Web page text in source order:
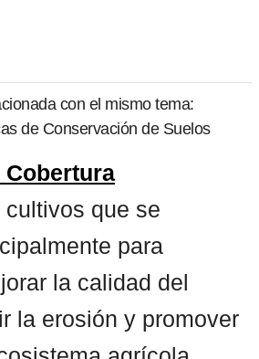
con el mismo tema:
de Conservación de Suelos
que se
para
la calidad del
la erosión y promover